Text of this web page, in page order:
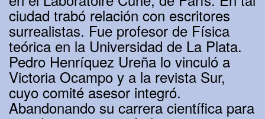
ciudad trabó relación con escritores
surrealistas. Fue profesor de Física
teórica en la Universidad de La Plata.
Pedro Henríquez Ureña lo vinculó a
Victoria Ocampo y a la revista Sur,
cuyo comité asesor integró.
Abandonando su carrera científica para